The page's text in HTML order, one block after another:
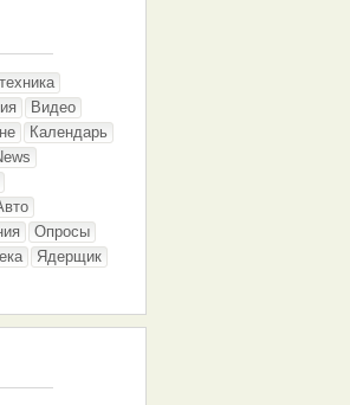
Видео
Календарь
Опросы
Ядерщик